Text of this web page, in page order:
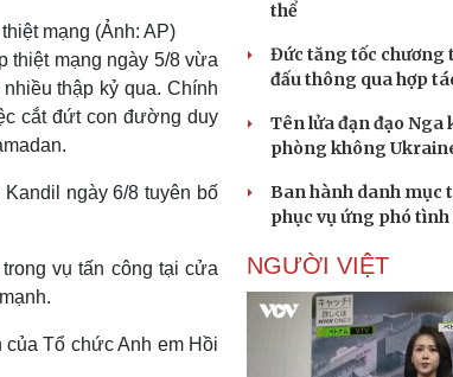
mạng (Ảnh: AP)
thiệt mạng ngày 5/8 vừa
thập kỷ qua. Chính
cắt đứt con đường duy
ngày 6/8 tuyên bố
vụ tấn công tại cửa
Tổ chức Anh em Hồi
thể
Đức tăng tốc chương
đấu thông qua hợp
Tên lửa đạn đạo Nga
phòng không
Ban hành danh mục
phục vụ ứng phó
NGƯỜI VIỆT